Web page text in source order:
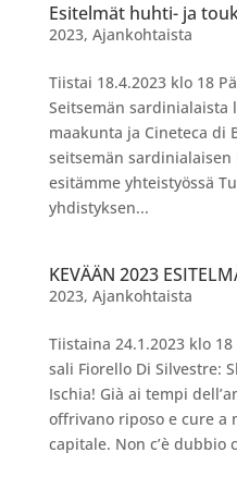
Esitelmät huhti- ja
2023, Ajankohtaista
Tiistai 18.4.2023 klo 18
Seitsemän sardinialaista
maakunta ja Cineteca di
seitsemän
esitämme yhteistyössä
yhdistyksen...
KEVÄÄN 2023
2023, Ajankohtaista
Tiistaina 24.1.2023 klo
sali Fiorello Di Silvestre:
Ischia! Già ai tempi
offrivano riposo e cure a
capitale. Non c’è dubbio